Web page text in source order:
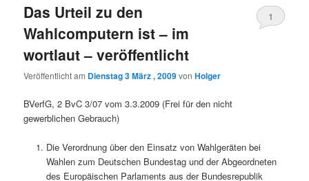
Das Urteil zu den
Wahlcomputern ist – im
wortlaut – veröffentlicht
Veröffentlicht am Dienstag 3 März , 2009vonHolger
1
BVerfG, 2 BvC 3/07 vom 3.3.2009 (Frei für den nicht
gewerblichen Gebrauch)
Die Verordnung über den Einsatz von Wahlgeräten bei
Wahlen zum Deutschen Bundestag und der Abgeordneten
des Europäischen Parlaments aus der Bundesrepublik